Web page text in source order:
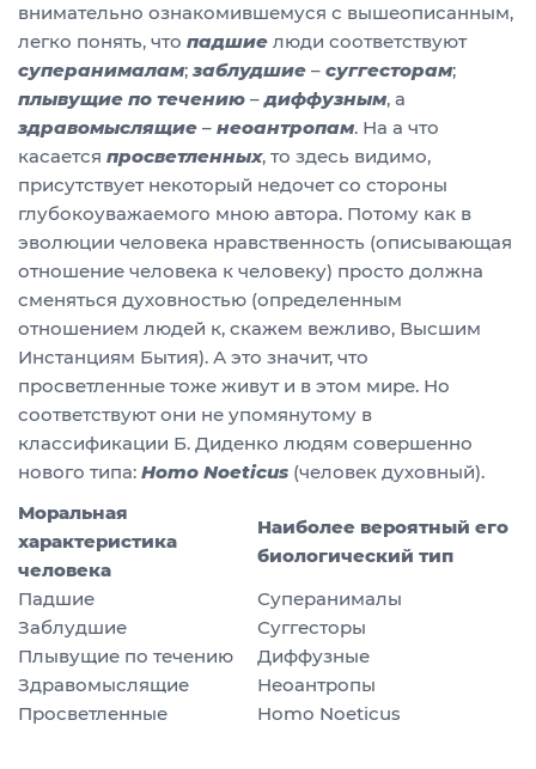
внимательно ознакомившемуся с вышеописанным,
легко понять, что падшие люди соответствуют
суперанималам; заблудшие – суггесторам;
плывущие по течению –диффузным, а
здравомыслящие – неоантропам. На а что
касается просветленных, то здесь видимо,
присутствует некоторый недочет со стороны
глубокоуважаемого мною автора. Потому как в
эволюции человека нравственность (описывающая
отношение человека к человеку) просто должна
сменяться духовностью (определенным
отношением людей к, скажем вежливо, Высшим
Инстанциям Бытия). А это значит, что
просветленные тоже живут и в этом мире. Но
соответствуют они не упомянутому в
классификации Б. Диденко людям совершенно
нового типа: Homo Noeticus (человек духовный).
Моральная
характеристика
человека
Наиболее вероятный его
биологический тип
Падшие
Суперанималы
Заблудшие
Суггесторы
Плывущие по течению
Диффузные
Здравомыслящие
Неоантропы
Просветленные
Homo Noeticus